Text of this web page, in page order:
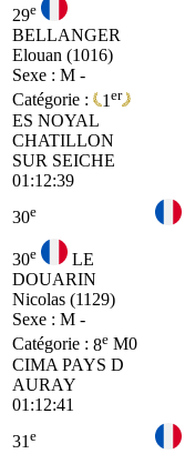
29e
BELLANGER
Elouan (1016)
Sexe : M -
Catégorie :
1 er
ES NOYAL
CHATILLON
SUR SEICHE
01:12:39
30e
30e
LE
DOUARIN
Nicolas (1129)
Sexe : M -
Catégorie : 8e M0
CIMA PAYS D
AURAY
01:12:41
31 e